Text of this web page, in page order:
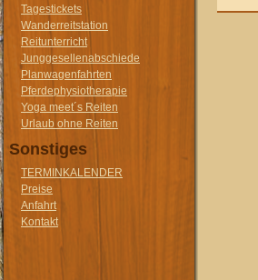
Tagestickets
Wanderreitstation
Reitunterricht
Junggesellenabschiede
Planwagenfahrten
Pferdephysiotherapie
Yoga meet´s Reiten
Urlaub ohne Reiten
Sonstiges
TERMINKALENDER
Preise
Anfahrt
Kontakt